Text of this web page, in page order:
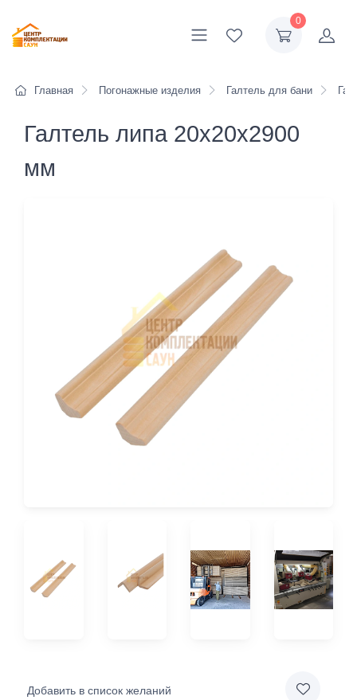
0
Главная Погонажные изделия Галтель для бани
Галтель липа 20x20x2900
мм
Добавить в список желаний